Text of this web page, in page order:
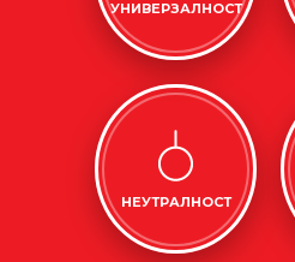
УНИВЕРЗАЛНОСТ
НЕУТРАЛНОСТ